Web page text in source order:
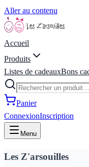
Aller au contenu
Accueil
Produits
Listes de cadeauxBons
Panier
ConnexionInscription
Menu
Les Z'arsouilles